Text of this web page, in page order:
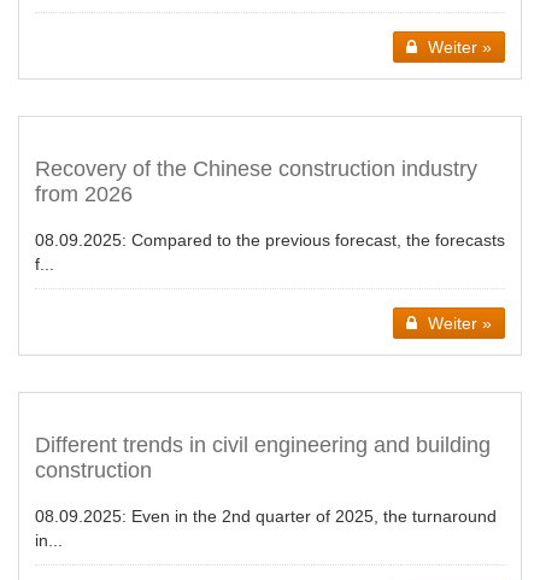
Weiter »
Recovery of the Chinese construction industry
from 2026
08.09.2025: Compared to the previous forecast, the forecasts
f...
Weiter »
Different trends in civil engineering and building
construction
08.09.2025: Even in the 2nd quarter of 2025, the turnaround
in...